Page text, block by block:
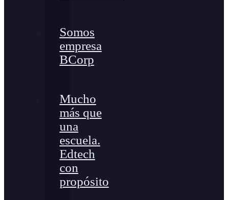
Somos
empresa
BCorp
Mucho
más que
una
escuela.
Edtech
con
propósito